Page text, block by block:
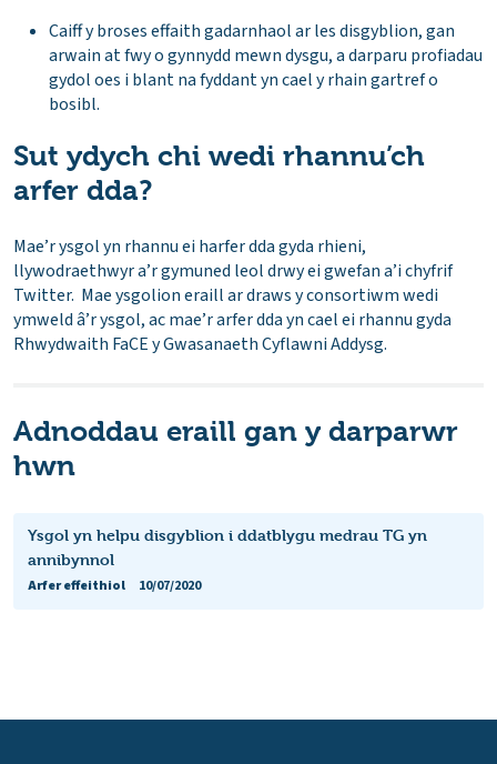
Caiff y broses effaith gadarnhaol ar les disgyblion, gan
arwain at fwy o gynnydd mewn dysgu, a darparu profiadau
gydol oes i blant na fyddant yn cael y rhain gartref o
bosibl.
Sut ydych chi wedi rhannu’ch
arfer dda?
Mae’r ysgol yn rhannu ei harfer dda gyda rhieni,
llywodraethwyr a’r gymuned leol drwy ei gwefan a’i chyfrif
Twitter. Mae ysgolion eraill ar draws y consortiwm wedi
ymweld â’r ysgol, ac mae’r arfer dda yn cael ei rhannu gyda
Rhwydwaith FaCE y Gwasanaeth Cyflawni Addysg.
Adnoddau eraill gan y darparwr
hwn
Ysgol yn helpu disgyblion i ddatblygu medrau TG yn
annibynnol
Arfer effeithiol
10/07/2020